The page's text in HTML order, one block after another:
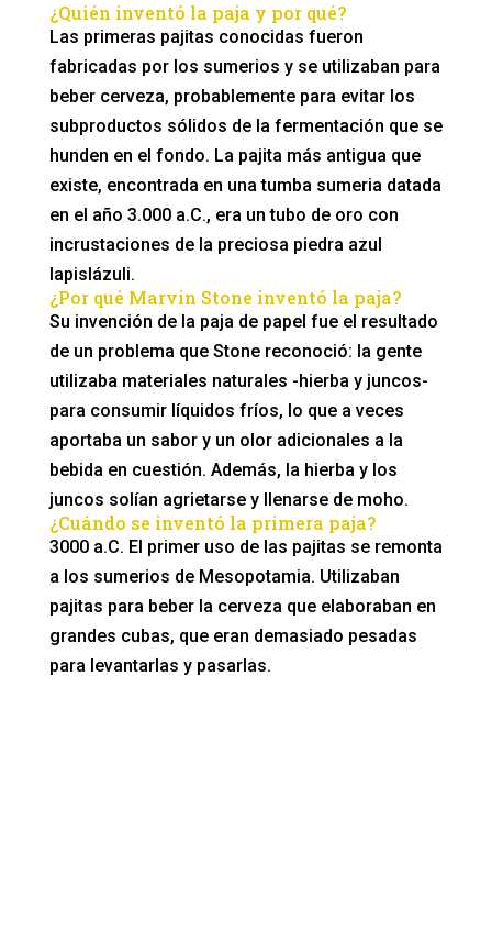
¿Quién inventó la paja y por qué?
Las primeras pajitas conocidas fueron
fabricadas por los sumerios y se utilizaban para
beber cerveza, probablemente para evitar los
subproductos sólidos de la fermentación que se
hunden en el fondo. La pajita más antigua que
existe, encontrada en una tumba sumeria datada
en el año 3.000 a.C., era un tubo de oro con
incrustaciones de la preciosa piedra azul
lapislázuli.
¿Por qué Marvin Stone inventó la paja?
Su invención de la paja de papel fue el resultado
de un problema que Stone reconoció: la gente
utilizaba materiales naturales -hierba y juncos-
para consumir líquidos fríos, lo que a veces
aportaba un sabor y un olor adicionales a la
bebida en cuestión. Además, la hierba y los
juncos solían agrietarse y llenarse de moho.
¿Cuándo se inventó la primera paja?
3000 a.C. El primer uso de las pajitas se remonta
a los sumerios de Mesopotamia. Utilizaban
pajitas para beber la cerveza que elaboraban en
grandes cubas, que eran demasiado pesadas
para levantarlas y pasarlas.